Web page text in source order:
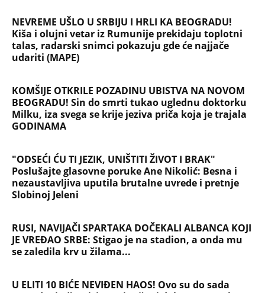
NEVREME UŠLO U SRBIJU I HRLI KA BEOGRADU!
Kiša i olujni vetar iz Rumunije prekidaju toplotni
talas, radarski snimci pokazuju gde će najjače
udariti (MAPE)
KOMŠIJE OTKRILE POZADINU UBISTVA NA NOVOM
BEOGRADU! Sin do smrti tukao uglednu doktorku
Milku, iza svega se krije jeziva priča koja je trajala
GODINAMA
"ODSEĆI ĆU TI JEZIK, UNIŠTITI ŽIVOT I BRAK"
Poslušajte glasovne poruke Ane Nikolić: Besna i
nezaustavljiva uputila brutalne uvrede i pretnje
Slobinoj Jeleni
RUSI, NAVIJAČI SPARTAKA DOČEKALI ALBANCA KOJI
JE VREĐAO SRBE: Stigao je na stadion, a onda mu
se zaledila krv u žilama...
U ELITI 10 BIĆE NEVIĐEN HAOS! Ovo su do sada